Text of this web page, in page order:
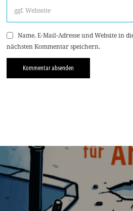
Name, E-Mail-Adresse und Website in
nächsten Kommentar speichern.